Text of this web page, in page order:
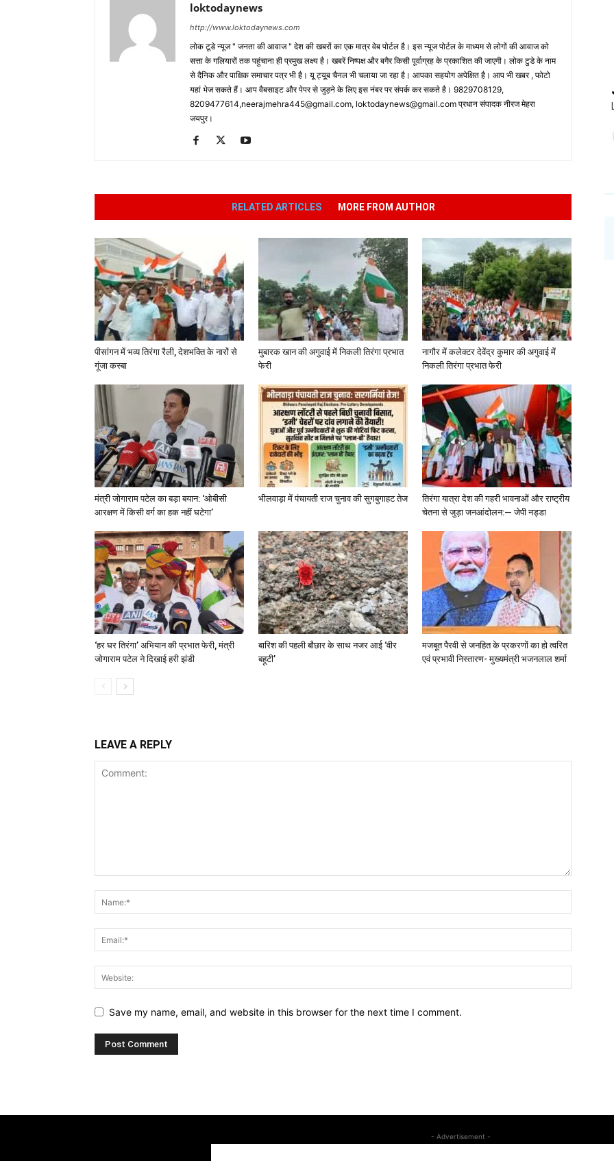
loktodaynews
http://www.loktodaynews.com
लोक टूडे न्यूज " जनता की आवाज " देश की खबरों का एक मात्र वेब पोर्टल है। इस न्यूज पोर्टल के माध्यम से लोगों की आवाज को
सत्ता के गलियारों तक पहुंचाना ही प्रमुख लक्ष्य है। खबरें निष्पक्ष और बगैर किसी पूर्वाग्रह के प्रकाशित की जाएगी। लोक टुडे के नाम
से दैनिक और पाक्षिक समाचार पत्र भी है। यू ट्यूब चैनल भी चलाया जा रहा है। आपका सहयोग अपेक्षित है। आप भी खबर , फोटो
यहां भेज सकते हैं। आप वैबसाइट और पेपर से जुड़ने के लिए इस नंबर पर संपर्क कर सकते है। 9829708129,
8209477614,neerajmehra445@gmail.com, loktodaynews@gmail.com प्रधान संपादक नीरज मेहरा
जयपुर।
RELATED ARTICLES MORE FROM AUTHOR
पीसांगन में भव्य तिरंगा रैली, देशभक्ति के नारों से
गूंजा कस्बा
मुबारक खान की अगुवाई में निकली तिरंगा प्रभात
फेरी
नागौर में कलेक्टर देवेंद्र कुमार की अगुवाई में
निकली तिरंगा प्रभात फेरी
मंत्री जोगाराम पटेल का बड़ा बयान: ‘ओबीसी
आरक्षण में किसी वर्ग का हक नहीं घटेगा’
भीलवाड़ा में पंचायती राज चुनाव की सुगबुगाहट तेज
तिरंगा यात्रा देश की गहरी भावनाओं और राष्ट्रीय
चेतना से जुड़ा जनआंदोलन:— जेपी नड्डा
‘हर घर तिरंगा’ अभियान की प्रभात फेरी, मंत्री
जोगाराम पटेल ने दिखाई हरी झंडी
बारिश की पहली बौछार के साथ नजर आई ‘वीर
बहूटी’
मजबूत पैरवी से जनहित के प्रकरणों का हो त्वरित
एवं प्रभावी निस्तारण- मुख्यमंत्री भजनलाल शर्मा
LEAVE A REPLY
Save my name, email, and website in this browser for the next time I comment.
- Advertisement -